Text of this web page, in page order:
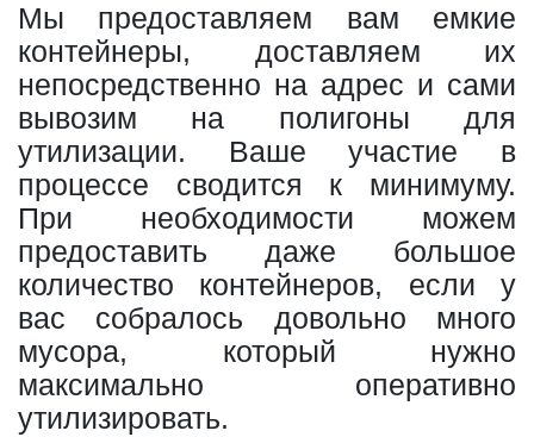
Мы предоставляем вам емкие
контейнеры, доставляем их
непосредственно на адрес и сами
вывозим на полигоны для
утилизации. Ваше участие в
процессе сводится к минимуму.
При необходимости можем
предоставить даже большое
количество контейнеров, если у
вас собралось довольно много
мусора, который нужно
максимально оперативно
утилизировать.